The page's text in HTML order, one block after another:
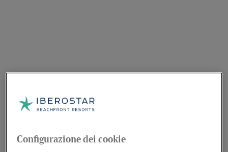
Configurazione dei cookie